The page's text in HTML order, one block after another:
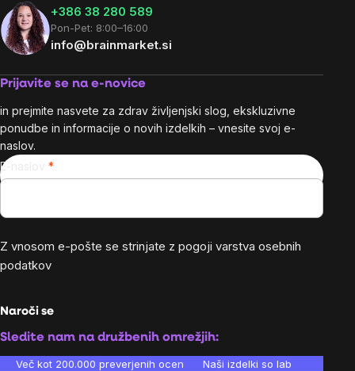
+386 38 280 589
Pon-Pet: 8:00–16:00
info@brainmarket.si
Prijavite se na e-novice
in prejmite nasvete za zdrav življenjski slog, ekskluzivne
ponudbe in informacije o novih izdelkih – vnesite svoj e-
naslov.
E-naslov
Z vnosom e-pošte se strinjate z pogoji varstva osebnih
podatkov
Naroči se
Sledite nam na družbenih omrežjih:
Več kot 200.000 preverjenih ocen Naši izdelki so laboratorijsko